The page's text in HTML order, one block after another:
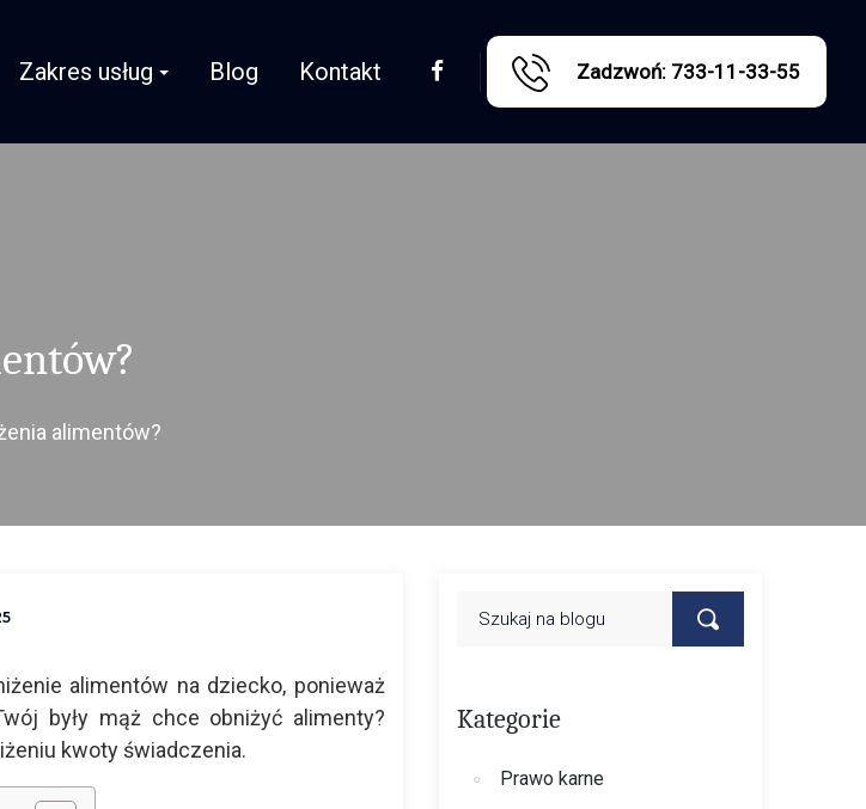
Zakres usług Blog Kontakt Zadzwoń: 733-11-33-55
alimentów?
alimentów na dziecko, ponieważ
były mąż chce obniżyć alimenty?
kwoty świadczenia.
Kategorie
Prawo karne